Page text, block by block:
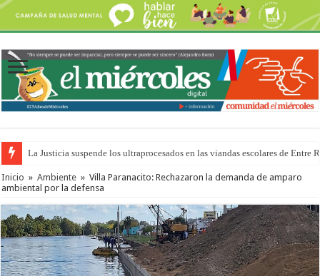
La Justicia suspende los ultraprocesados en las viandas escolares de Entre
Se presentará la obra “La Runfla de los Macanos”
Inicio » Ambiente » Villa Paranacito: Rechazaron la demanda de amparo
ambiental por la defensa